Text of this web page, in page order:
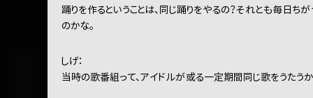
踊りを作るということは、同じ踊りをやるの？それとも毎日ち
のかな。
しげ：
当時の歌番組って、アイドルが或る一定期間同じ歌をうたうか